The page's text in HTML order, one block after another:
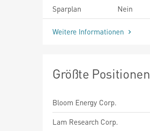
Sparplan
Nein
Weitere Informationen
Größte Positionen
Bloom Energy Corp.
Lam Research Corp.